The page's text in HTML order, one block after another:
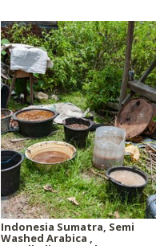
Indonesia Sumatra, Semi
Washed Arabica ,